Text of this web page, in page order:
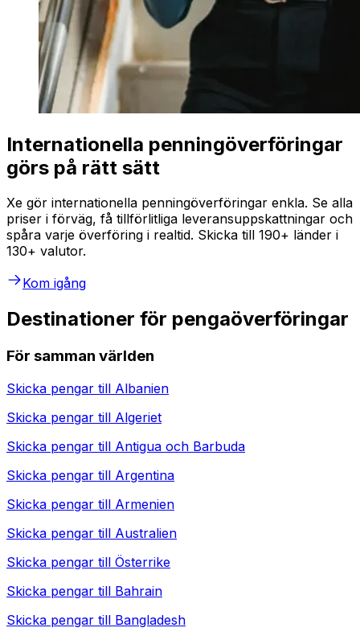
Internationella penningöverföringar
görs på rätt sätt
Xe gör internationella penningöverföringar enkla. Se alla
priser i förväg, få tillförlitliga leveransuppskattningar och
spåra varje överföring i realtid. Skicka till 190+ länder i
130+ valutor.
Kom igång
Destinationer för pengaöverföringar
För samman världen
Skicka pengar till Albanien
Skicka pengar till Algeriet
Skicka pengar till Antigua och Barbuda
Skicka pengar till Argentina
Skicka pengar till Armenien
Skicka pengar till Australien
Skicka pengar till Österrike
Skicka pengar till Bahrain
Skicka pengar till Bangladesh